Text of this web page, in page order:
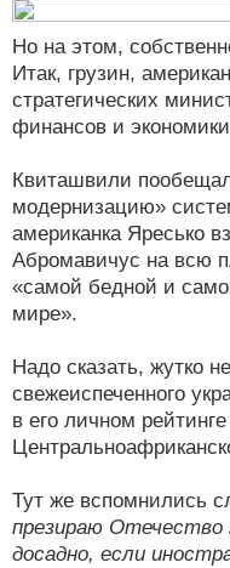
Но на этом,
Итак, грузин,
стратегических
финансов и
Квиташвили
модернизацию»
американка Яресько
Абромавичус на всю
«самой бедной и
мире».
Надо сказать, жутко
свежеиспеченного
в его личном
Тут же вспомнились
презираю Отечество
досадно, если